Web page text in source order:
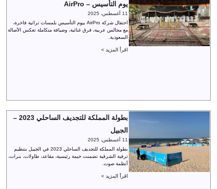
يوم التأسيس – AirPro
11 أغسطس، 2025
احتفال شركة AirPro بيوم التأسيس بلمسات تراثية فاخرة،
مع مجالس عربية، فرق غنائية، وضيافة متكاملة تعكس الأصالة
السعودية.
اقرأ المزيد >
بطولة المملكة للتجديف الساحلي 2023 –
الجبيل
11 أغسطس، 2025
بطولة المملكة للتجديف الساحلي 2023 في الجبيل بتنظيم
ترفية الشرقية تضمنت خيمة رئيسية، مقاعد، طاولات، بنرات،
أنظمة صوت.
اقرأ المزيد >